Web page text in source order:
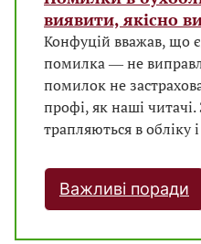
виявити, якісно
Конфуцій вважав, що
помилка ― не
помилок не
профі, як наші
трапляються в обліку
Важливі поради